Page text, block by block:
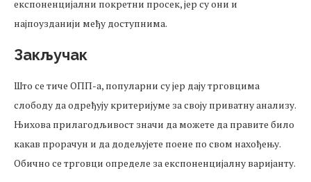
експоненцијални покретни просек, јер су они и
најпоузданији међу доступнима.
Закључак
Што се тиче ОПП-а, популарни су јер дају трговцима
слободу да одређују критеријуме за своју приватну анализу.
Њихова прилагодљивост значи да можете да правите било
какав прорачун и да додељујете поене по свом нахођењу.
Обично се тргoвци определе за експоненцијалну варијанту.